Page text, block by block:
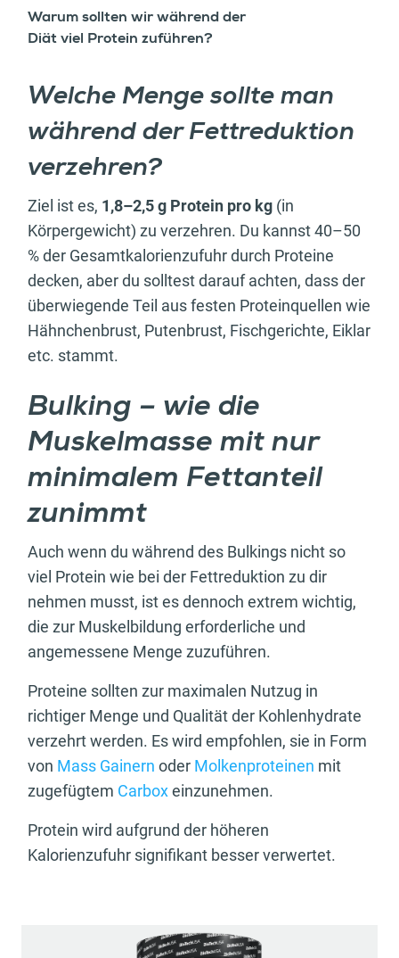
Warum sollten wir während der
Diät viel Protein zuführen?
Welche Menge sollte man
während der Fettreduktion
verzehren?
Ziel ist es, 1,8–2,5 g Protein pro kg (in
Körpergewicht) zu verzehren. Du kannst 40–50
% der Gesamtkalorienzufuhr durch Proteine
decken, aber du solltest darauf achten, dass der
überwiegende Teil aus festen Proteinquellen wie
Hähnchenbrust, Putenbrust, Fischgerichte, Eiklar
etc. stammt.
Bulking – wie die
Muskelmasse mit nur
minimalem Fettanteil
zunimmt
Auch wenn du während des Bulkings nicht so
viel Protein wie bei der Fettreduktion zu dir
nehmen musst, ist es dennoch extrem wichtig,
die zur Muskelbildung erforderliche und
angemessene Menge zuzuführen.
Proteine sollten zur maximalen Nutzug in
richtiger Menge und Qualität der Kohlenhydrate
verzehrt werden. Es wird empfohlen, sie in Form
von Mass Gainern oder Molkenproteinen mit
zugefügtem Carboxeinzunehmen.
Protein wird aufgrund der höheren
Kalorienzufuhr signifikant besser verwertet.